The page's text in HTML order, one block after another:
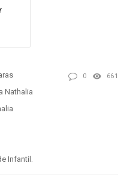
Nathalia
Infantil.
0 661